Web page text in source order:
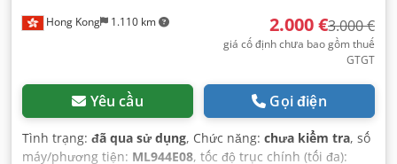
Hong Kong 1.110 km 2.000 €3.000 €
giá cố định chưa bao gồm thuế
GTGT
Yêu cầu Gọi điện
Tình trạng: đã qua sử dụng, Chức năng: chưa kiểm tra, số
máy/phương tiện: ML944E08, tốc độ trục chính (tối đa):